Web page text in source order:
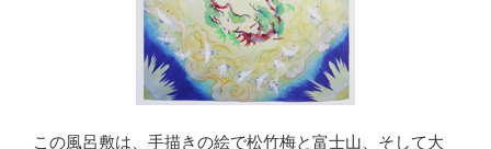
この風呂敷は、手描きの絵で松竹梅と富士山、そして大